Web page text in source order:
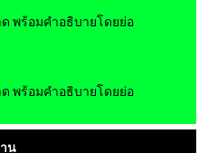
พร้อมคำอธิบายโดยย่อ
พร้อมคำอธิบายโดยย่อ
น